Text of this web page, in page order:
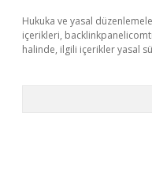
Hukuka ve yasal
içerikleri,
halinde, ilgili içerikler yasal